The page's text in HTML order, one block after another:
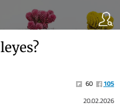
60
105
20.02.2026